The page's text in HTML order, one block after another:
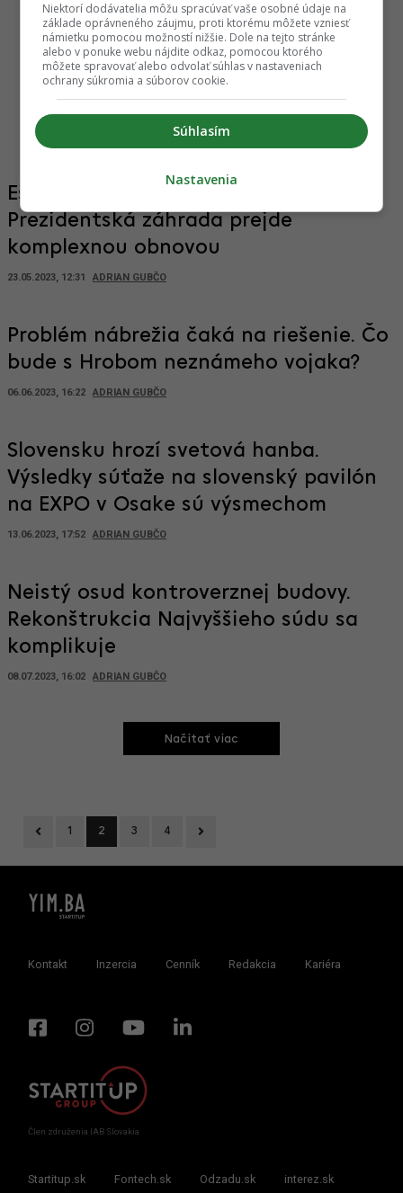
na luxusný rezort:
kláštor a
Začínal v malom, dnes udáva trend v celom
segmente. Robo na Slovensku vybudoval
značku, ktorá sa nebojí veľkých hráčov
Ešte krajší verejný priestor.
Prezidentská záhrada prejde
komplexnou obnovou
23.05.2023, 12:31 ADRIAN GUBČO
Problém nábrežia čaká na riešenie. Čo
bude s Hrobom neznámeho vojaka?
06.06.2023, 16:22 ADRIAN GUBČO
Slovensku hrozí svetová hanba.
Výsledky súťaže na slovenský pavilón
na EXPO v Osake sú výsmechom
13.06.2023, 17:52 ADRIAN GUBČO
Neistý osud kontroverznej budovy.
Rekonštrukcia Najvyššieho súdu sa
komplikuje
08.07.2023, 16:02 ADRIAN GUBČO
Načitať viac
Previous
1 2 3 4
Kontakt Inzercia Cenník Redakcia Kariéra
Člen združenia IAB Slovakia
Startitup.sk Fontech.sk Odzadu.sk interez.sk
Niektorí dodávatelia môžu spracúvať vaše osobné údaje na
základe oprávneného záujmu, proti ktorému môžete vzniesť
námietku pomocou možností nižšie. Dole na tejto stránke
alebo v ponuke webu nájdite odkaz, pomocou ktorého
môžete spravovať alebo odvolať súhlas v nastaveniach
ochrany súkromia a súborov cookie.
Súhlasím
Nastavenia